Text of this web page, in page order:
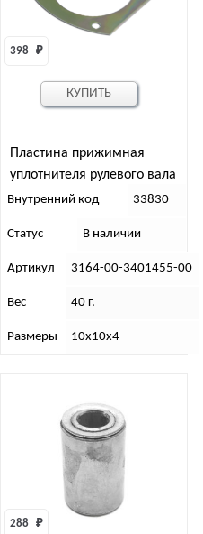
Пластина прижимная
уплотнителя рулевого вала
Патриот
398 ₽
Внутренний код 33830
Статус В наличии
Артикул 3164-00-3401455-00
Вес 40 г.
Размеры 10х10х4
КУПИТЬ
288 ₽